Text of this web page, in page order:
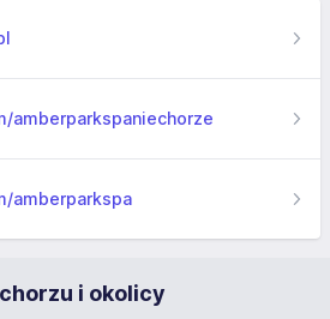
amberparkspaniechorze
amberparkspa
i okolicy